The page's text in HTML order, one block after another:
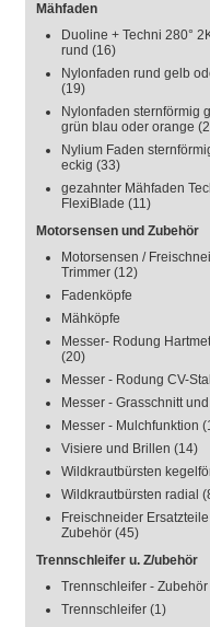
Mähfaden
Duoline + Techni 280°
rund (16)
Nylonfaden rund gelb
(19)
Nylonfaden sternförmig
grün blau oder orange
Nylium Faden
eckig (33)
gezahnter Mähfaden
FlexiBlade (11)
Motorsensen und Zubehör
Motorsensen /
Trimmer (12)
Fadenköpfe
Mähköpfe
Messer- Rodung
(20)
Messer - Rodung CV-
Messer - Grasschnitt
Messer - Mulchfunktion
Visiere und Brillen (14)
Wildkrautbürsten
Wildkrautbürsten radial
Freischneider
Zubehör (45)
Trennschleifer u. Z/ubehör
Trennschleifer - Zubehör
Trennschleifer (1)